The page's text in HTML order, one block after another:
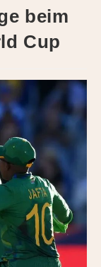
beim
Cup